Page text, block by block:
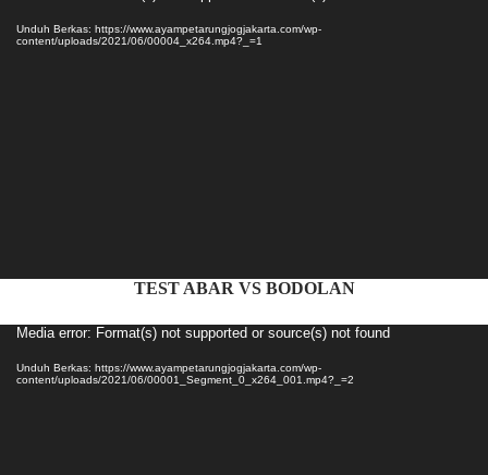
Unduh Berkas: https://www.ayampetarungjogjakarta.com/wp-
content/uploads/2021/06/00004_x264.mp4?_=1
TEST ABAR VS BODOLAN
Pemutar
Media error: Format(s) not supported or source(s) not found
Unduh Berkas: https://www.ayampetarungjogjakarta.com/wp-
content/uploads/2021/06/00001_Segment_0_x264_001.mp4?_=2